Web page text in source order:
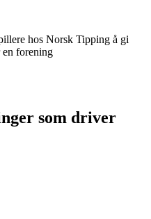
hos Norsk Tipping å gi
en forening
som driver